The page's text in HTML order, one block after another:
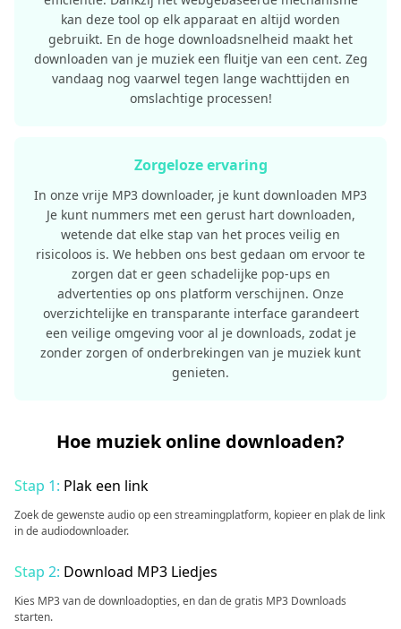
kan deze tool op elk apparaat en altijd worden
gebruikt. En de hoge downloadsnelheid maakt het
downloaden van je muziek een fluitje van een cent. Zeg
vandaag nog vaarwel tegen lange wachttijden en
omslachtige processen!
Zorgeloze ervaring
In onze vrije MP3 downloader, je kunt downloaden MP3
Je kunt nummers met een gerust hart downloaden,
wetende dat elke stap van het proces veilig en
risicoloos is. We hebben ons best gedaan om ervoor te
zorgen dat er geen schadelijke pop-ups en
advertenties op ons platform verschijnen. Onze
overzichtelijke en transparante interface garandeert
een veilige omgeving voor al je downloads, zodat je
zonder zorgen of onderbrekingen van je muziek kunt
genieten.
Hoe muziek online downloaden?
Stap 1: Plak een link
Zoek de gewenste audio op een streamingplatform, kopieer en plak de link
in de audiodownloader.
Stap 2: Download MP3 Liedjes
Kies MP3 van de downloadopties, en dan de gratis MP3 Downloads
starten.